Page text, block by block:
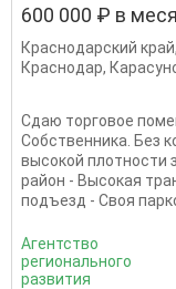
600 000 ₽ в
Краснодарский край,
Краснодар,
Сдаю торговое
Собственника. Без
высокой плотности
район - Высокая
подъезд - Своя
Агентство
регионального
развития